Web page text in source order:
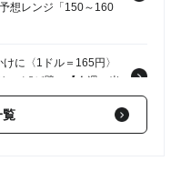
想レンジ「150～160
に〈1ドル＝165円〉
スク”が壁に【今週の米
拠】2026/07/28
い〉でもない…論理的説
覧